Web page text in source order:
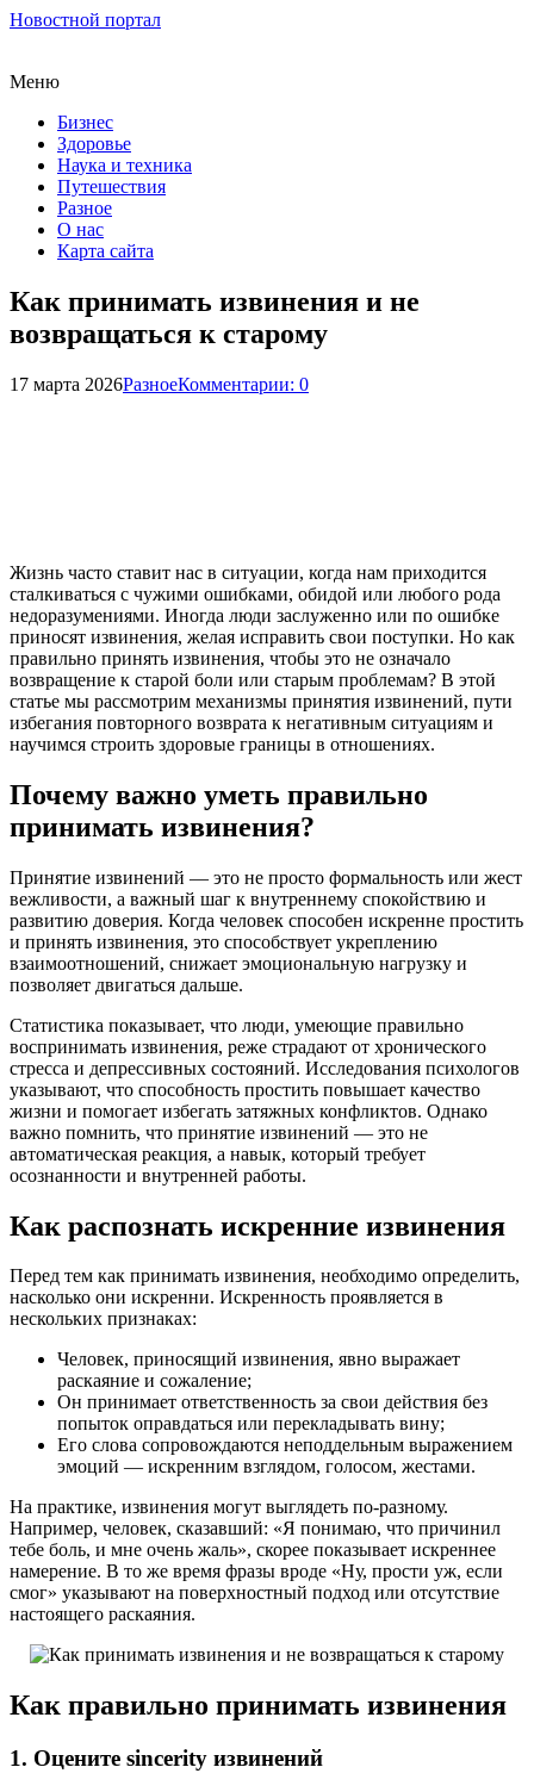
Новостной портал
Меню
Бизнес
Здоровье
Наука и техника
Путешествия
Разное
О нас
Карта сайта
Как принимать извинения и не
возвращаться к старому
17 марта 2026РазноеКомментарии: 0
Жизнь часто ставит нас в ситуации, когда нам приходится
сталкиваться с чужими ошибками, обидой или любого рода
недоразумениями. Иногда люди заслуженно или по ошибке
приносят извинения, желая исправить свои поступки. Но как
правильно принять извинения, чтобы это не означало
возвращение к старой боли или старым проблемам? В этой
статье мы рассмотрим механизмы принятия извинений, пути
избегания повторного возврата к негативным ситуациям и
научимся строить здоровые границы в отношениях.
Почему важно уметь правильно
принимать извинения?
Принятие извинений — это не просто формальность или жест
вежливости, а важный шаг к внутреннему спокойствию и
развитию доверия. Когда человек способен искренне простить
и принять извинения, это способствует укреплению
взаимоотношений, снижает эмоциональную нагрузку и
позволяет двигаться дальше.
Статистика показывает, что люди, умеющие правильно
воспринимать извинения, реже страдают от хронического
стресса и депрессивных состояний. Исследования психологов
указывают, что способность простить повышает качество
жизни и помогает избегать затяжных конфликтов. Однако
важно помнить, что принятие извинений — это не
автоматическая реакция, а навык, который требует
осознанности и внутренней работы.
Как распознать искренние извинения
Перед тем как принимать извинения, необходимо определить,
насколько они искренни. Искренность проявляется в
нескольких признаках:
Человек, приносящий извинения, явно выражает
раскаяние и сожаление;
Он принимает ответственность за свои действия без
попыток оправдаться или перекладывать вину;
Его слова сопровождаются неподдельным выражением
эмоций — искренним взглядом, голосом, жестами.
На практике, извинения могут выглядеть по-разному.
Например, человек, сказавший: «Я понимаю, что причинил
тебе боль, и мне очень жаль», скорее показывает искреннее
намерение. В то же время фразы вроде «Ну, прости уж, если
смог» указывают на поверхностный подход или отсутствие
настоящего раскаяния.
Как правильно принимать извинения
1. Оцените sincerity извинений